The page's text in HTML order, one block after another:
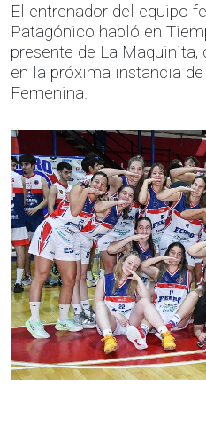
El entrenador del equipo
Patagónico habló en
presente de La Maquinita,
en la próxima instancia
Femenina.